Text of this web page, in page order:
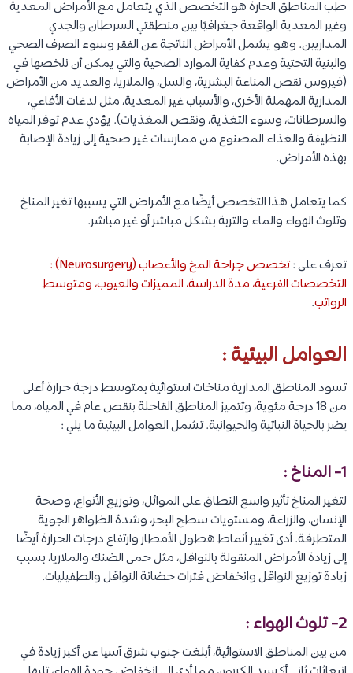
طب المناطق الحارة هو التخصص الذي يتعامل مع الأمراض المعدية
وغير المعدية الواقعة جغرافيًا بين منطقتي السرطان والجدي
المداريين. وهو يشمل الأمراض الناتجة عن الفقر وسوء الصرف الصحي
والبنية التحتية وعدم كفاية الموارد الصحية والتي يمكن أن نلخصها في
(فيروس نقص المناعة البشرية، والسل، والملاريا، والعديد من الأمراض
المدارية المهملة الأخرى، والأسباب غير المعدية، مثل لدغات الأفاعي،
والسرطانات، وسوء التغذية، ونقص المغذيات). يؤدي عدم توفر المياه
النظيفة والغذاء المصنوع من ممارسات غير صحية إلى زيادة الإصابة
بهذه الأمراض.
كما يتعامل هذا التخصص أيضًا مع الأمراض التي يسببها تغير المناخ
وتلوث الهواء والماء والتربة بشكل مباشر أو غير مباشر.
تعرف على :
تخصص جراحة المخ والأعصاب (Neurosurgery) :
التخصصات الفرعية، مدة الدراسة، المميزات والعيوب، ومتوسط
الرواتب.
العوامل البيئية :
تسود المناطق المدارية مناخات استوائية بمتوسط ​​درجة حرارة أعلى
من 18 درجة مئوية، وتتميز المناطق القاحلة بنقص عام في المياه، مما
يضر بالحياة النباتية والحيوانية. تشمل العوامل البيئية ما يلي :
1- المناخ :
لتغير المناخ تأثير واسع النطاق على الموائل، وتوزيع الأنواع، وصحة
الإنسان، والزراعة، ومستويات سطح البحر، وشدة الظواهر الجوية
المتطرفة. أدى تغيير أنماط هطول الأمطار وارتفاع درجات الحرارة أيضًا
إلى زيادة الأمراض المنقولة بالنواقل، مثل حمى الضنك والملاريا، بسبب
زيادة توزيع النواقل وانخفاض فترات حضانة النواقل والطفيليات.
2- تلوث الهواء :
من بين المناطق الاستوائية، أبلغت جنوب شرق آسيا عن أكبر زيادة في